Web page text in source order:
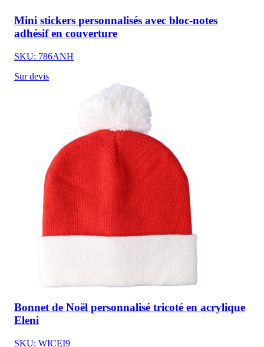
Mini stickers personnalisés avec bloc-notes
adhésif en couverture
SKU: 786ANH
Sur devis
Bonnet de Noël personnalisé tricoté en acrylique
Eleni
SKU: WICEI9